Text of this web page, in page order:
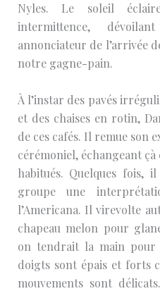
Nyles. Le soleil
intermittence,
annonciateur de l’arrivée
notre gagne-pain.
À l’instar des pavés
et des chaises en rotin,
de ces cafés. Il remue son
cérémoniel, échangeant
habitués. Quelques fois,
groupe une
l’Americana. Il virevolte
chapeau melon pour
on tendrait la main
doigts sont épais et forts
mouvements sont